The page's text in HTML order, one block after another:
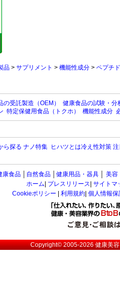
品 > サプリメント > 機能性成分 > ペプチド
の受託製造（OEM）
健康食品の試験・分
特定保健用食品（トクホ） 機能性成分
ら探る ナノ特集 ヒハツとは冷え性対策
康食品 自然食品 健康用品・器具 美容
ホーム プレスリリース サイトマ
Cookieポリシー
利用規約 個人情報
Copyright© 2005-2026健康美